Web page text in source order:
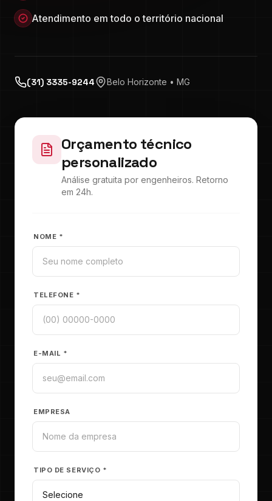
Atendimento em todo o território nacional
(31) 3335-9244 Belo Horizonte • MG
Orçamento técnico
personalizado
Análise gratuita por engenheiros. Retorno
em 24h.
NOME *
TELEFONE *
E-MAIL *
EMPRESA
TIPO DE SERVIÇO *